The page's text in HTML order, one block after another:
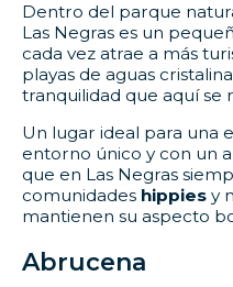
Dentro del parque
Las Negras es un
cada vez atrae a más
playas de aguas
tranquilidad que aquí se
Un lugar ideal para una
entorno único y con un
que en Las Negras
comunidades hippiesy
mantienen su aspecto
Abrucena